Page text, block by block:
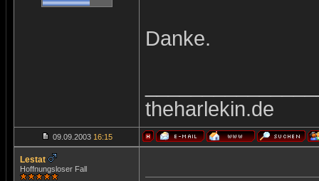
Danke.
theharlekin.de
09.09.2003 16:15
Lestat
Hoffnungsloser Fall